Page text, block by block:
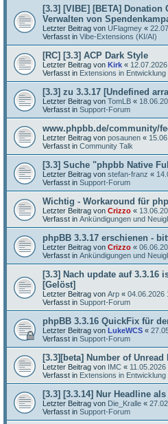
[3.3] [VIBE] [BETA] Donation
Verwalten von
Letzter Beitrag von UFlagmey «
Verfasst in Vibe-Extensions (KI/AI)
[RC] [3.3] ACP Dark Style
Letzter Beitrag von Kirk «
Verfasst in Extensions in Entwicklung
[3.3] zu 3.3.17 [Undefined
Letzter Beitrag von TomLB «
Verfasst in Support-Forum
www.phpbb.de/community/
Letzter Beitrag von posaunen «
Verfasst in Community Talk
[3.3] Suche "phpbb Native
Letzter Beitrag von stefan-franz «
Verfasst in Support-Forum
Wichtig - Workaround für
Letzter Beitrag von Crizzo «
Verfasst in Ankündigungen und
phpBB 3.3.17 erschienen -
Letzter Beitrag von Crizzo «
Verfasst in Ankündigungen und
[3.3] Nach update auf 3.3.16
[Gelöst]
Letzter Beitrag von Arp « 04.06.2026
Verfasst in Support-Forum
phpBB 3.3.16 QuickFix für
Letzter Beitrag von LukeWCS «
Verfasst in Support-Forum
[3.3][beta] Number of Unread
Letzter Beitrag von IMC « 11.05.2026
Verfasst in Extensions in Entwicklung
[3.3] [3.3.14] Nur Headline
Letzter Beitrag von Die_Kralle «
Verfasst in Support-Forum